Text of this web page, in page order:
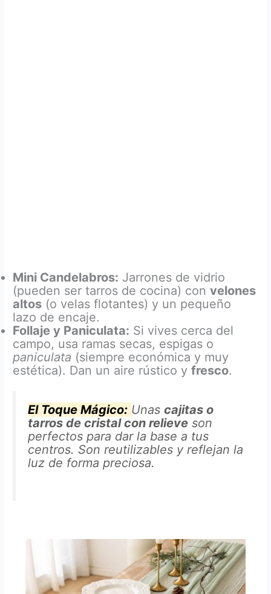
Mini Candelabros: Jarrones de vidrio
(pueden ser tarros de cocina) convelones
altos (o velas flotantes) y un pequeño
lazo de encaje.
Follaje y Paniculata: Si vives cerca del
campo, usa ramas secas, espigas o
paniculata (siempre económica y muy
estética). Dan un aire rústico yfresco.
El Toque Mágico: Unascajitas o
tarros de cristal con relieve son
perfectos para dar la base a tus
centros. Son reutilizables y reflejan la
luz de forma preciosa.